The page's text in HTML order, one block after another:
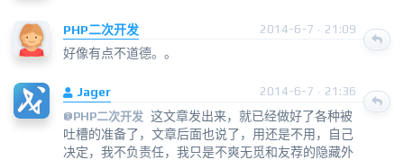
PHP二次开发 2014-6-7 · 21:09
好像有点不道德。。
Jager
2014-6-7 · 21:36
@PHP二次开发 这文章发出来，就已经做好了各种被
吐槽的准备了，文章后面也说了，用还是不用，自己
决定，我不负责任，我只是不爽无觅和友荐的隐藏外